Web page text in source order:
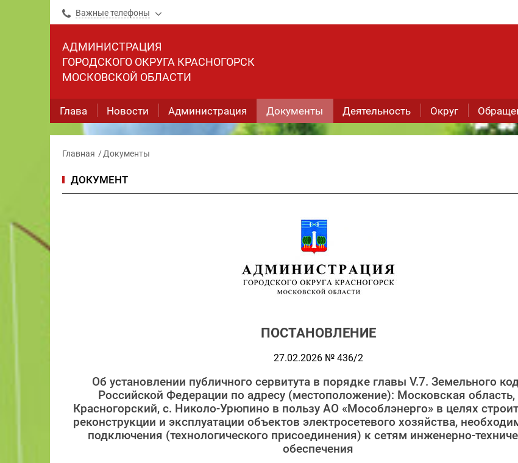
Важные телефоны
АДМИНИСТРАЦИЯ
ГОРОДСКОГО ОКРУГА КРАСНОГОРСК
МОСКОВСКОЙ ОБЛАСТИ
Глава Новости Администрация Документы Деятельность Округ
Главная Документы
ДОКУМЕНТ
ПОСТАНОВЛЕНИЕ
27.02.2026 № 436/2
Об установлении публичного сервитута в порядке главы V.7. Земельного
Российской Федерации по адресу (местоположение): Московская область,
Красногорский, с. Николо-Урюпино в пользу АО «Мособлэнерго» в целях
реконструкции и эксплуатации объектов электросетевого хозяйства,
подключения (технологического присоединения) к сетям инженерно-
обеспечения